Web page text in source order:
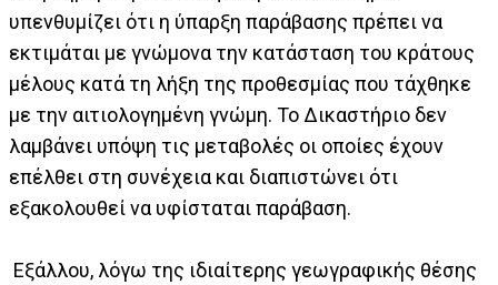
υπενθυμίζει ότι η ύπαρξη παράβασης πρέπει να
εκτιμάται με γνώμονα την κατάσταση του κράτους
μέλους κατά τη λήξη της προθεσμίας που τάχθηκε
με την αιτιολογημένη γνώμη. Το Δικαστήριο δεν
λαμβάνει υπόψη τις μεταβολές οι οποίες έχουν
επέλθει στη συνέχεια και διαπιστώνει ότι
εξακολουθεί να υφίσταται παράβαση.
Εξάλλου, λόγω της ιδιαίτερης γεωγραφικής θέσης